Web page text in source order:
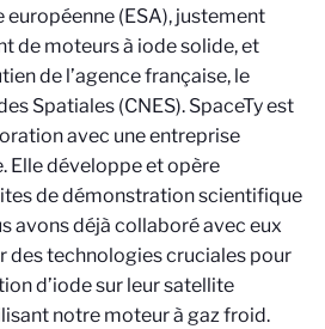
européenne (ESA), justement
de moteurs à iode solide, et
de l’agence française, le
Spatiales (CNES). SpaceTy est
avec une entreprise
Elle développe et opère
de démonstration scientifique
avons déjà collaboré avec eux
des technologies cruciales pour
d’iode sur leur satellite
notre moteur à gaz froid.